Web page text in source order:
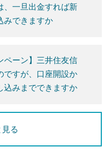
、一旦出金すれば新
みできますか
ペーン】三井住友信
ですが、口座開設か
込みまでできますか
る